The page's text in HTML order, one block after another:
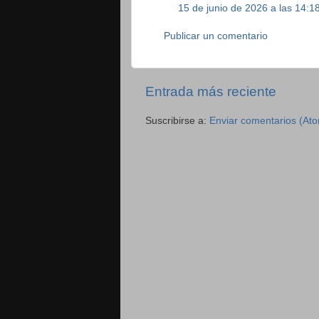
15 de junio de 2026 a las 14:18
Publicar un comentario
Entrada más reciente
Suscribirse a: Enviar comentarios